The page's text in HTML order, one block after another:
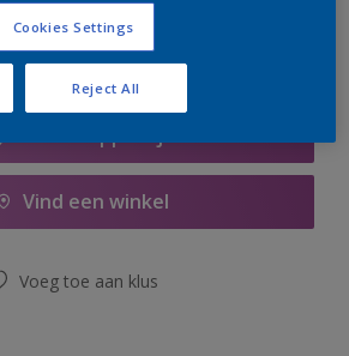
Vind een winkel
Voeg toe aan klus
Cookies Settings
Reject All